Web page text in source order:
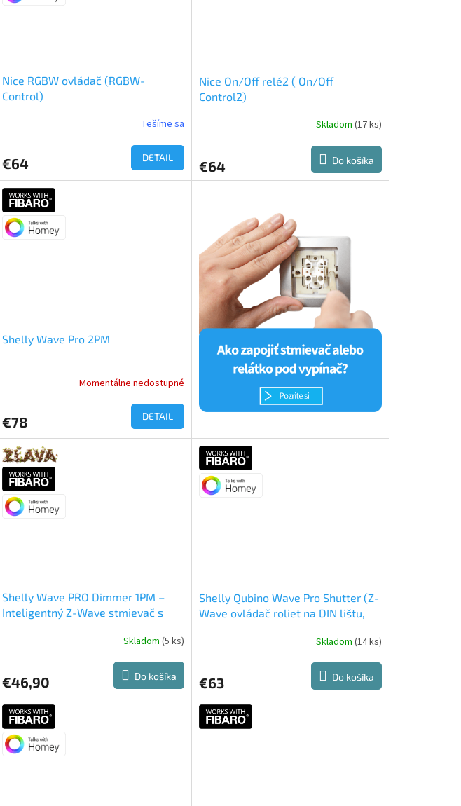
Nice RGBW ovládač (RGBW-
Control)
Tešíme sa
€64 DETAIL
Nice On/Off relé2 ( On/Off
Control2)
Skladom (17 ks)
€64 Do košíka
Shelly Wave Pro 2PM
Momentálne nedostupné
€78 DETAIL
Shelly Wave PRO Dimmer 1PM –
Inteligentný Z-Wave stmievač s
Skladom (5 ks)
€46,90 Do košíka
Shelly Qubino Wave Pro Shutter (Z-
Wave ovládač roliet na DIN lištu,
Skladom (14 ks)
€63 Do košíka